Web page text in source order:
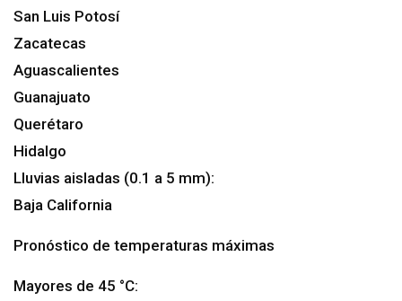
San Luis Potosí
Zacatecas
Aguascalientes
Guanajuato
Querétaro
Hidalgo
Lluvias aisladas (0.1 a 5 mm):
Baja California
Pronóstico de temperaturas máximas
Mayores de 45 °C: